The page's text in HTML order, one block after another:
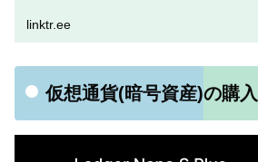
linktr.ee
仮想通貨(暗号資産)の購入